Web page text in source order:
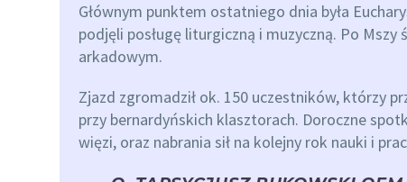
Głównym punktem ostatniego dnia była
podjęli posługę liturgiczną i muzyczną. Po Mszy
arkadowym.
Zjazd zgromadził ok. 150 uczestników, którzy
przy bernardyńskich klasztorach. Doroczne
więzi, oraz nabrania sił na kolejny rok nauki i